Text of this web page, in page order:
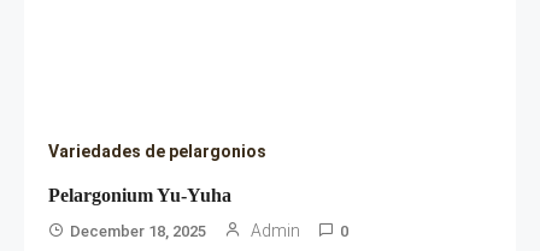
Variedades de pelargonios
Pelargonium Yu-Yuha
December 18, 2025 Admin 0